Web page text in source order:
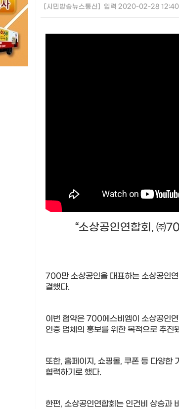
[시민방송뉴스통신] 입력 2020-02-28 12:40
“소상공인연합회 , ㈜
700만 소상공인을 대표하는 소상공인
결했다.
이번 협약은 700에스비엠이 소상공인
인증 업체의 홍보를 위한 목적으로 추진
또한, 홈페이지 , 쇼핑몰, 쿠폰 등 다양한
협력하기로 했다.
한편, 소상공인연합회는 인건비 상승과